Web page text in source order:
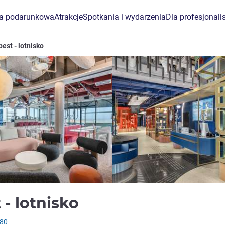
podarunkowaAtrakcjeSpotkania i wydarzeniaDla
- lotnisko
- lotnisko